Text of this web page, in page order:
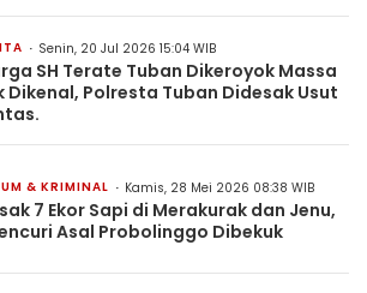
Senin, 20 Jul 2026 15:04 WIB
SH Terate Tuban Dikeroyok Massa
Dikenal, Polresta Tuban Didesak Usut
& KRIMINAL Kamis, 28 Mei 2026 08:38 WIB
7 Ekor Sapi di Merakurak dan Jenu,
Asal Probolinggo Dibekuk